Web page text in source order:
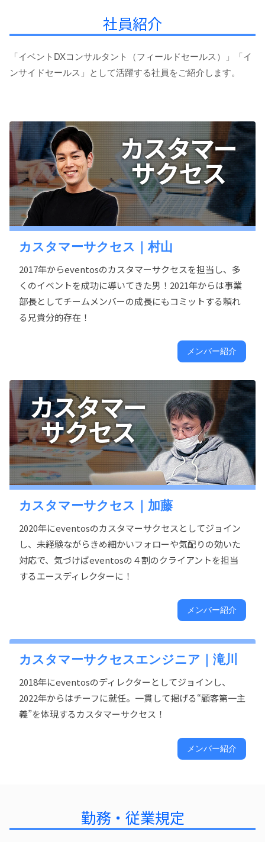
社員紹介
「イベントDXコンサルタント（フィールドセールス）」「イ
ンサイドセールス」として活躍する社員をご紹介します。
カスタマーサクセス｜村山
2017年からeventosのカスタマーサクセスを担当し、多
くのイベントを成功に導いてきた男！2021年からは事業
部長としてチームメンバーの成長にもコミットする頼れ
る兄貴分的存在！
メンバー紹介
カスタマーサクセス｜加藤
2020年にeventosのカスタマーサクセスとしてジョイン
し、未経験ながらきめ細かいフォローや気配りの効いた
対応で、気づけばeventosの４割のクライアントを担当
するエースディレクターに！
メンバー紹介
カスタマーサクセスエンジニア｜滝川
2018年にeventosのディレクターとしてジョインし、
2022年からはチーフに就任。一貫して掲げる“顧客第一主
義”を体現するカスタマーサクセス！
メンバー紹介
勤務・従業規定